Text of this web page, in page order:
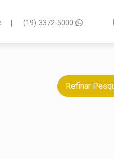
| (19) 3372-5000
Refinar